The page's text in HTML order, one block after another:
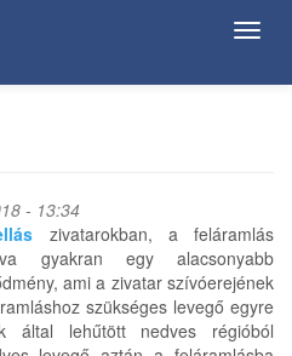
- 13:34
zivatarokban, a feláramlás
gyakran egy alacsonyabb
ami a zivatar szívóerejének
szükséges levegő egyre
által lehűtött nedves régióból